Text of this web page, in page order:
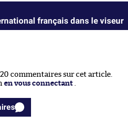
français dans le viseur
commentaires sur cet article.
en vous connectant